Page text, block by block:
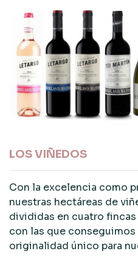
LOS VIÑEDOS
Con la excelencia como
nuestras hectáreas de
divididas en cuatro
con las que
originalidad único para